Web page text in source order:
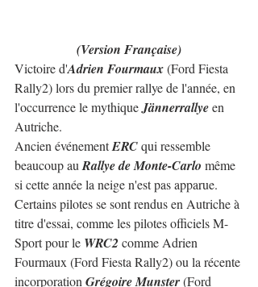
(Version Française)
Victoire d'Adrien Fourmaux (Ford Fiesta
Rally2) lors du premier rallye de l'année, en
l'occurrence le mythique Jännerrallye en
Autriche.
Ancien événement ERC qui ressemble
beaucoup au Rallye de Monte-Carlo même
si cette année la neige n'est pas apparue.
Certains pilotes se sont rendus en Autriche à
titre d'essai, comme les pilotes officiels M-
Sport pour le WRC2 comme Adrien
Fourmaux (Ford Fiesta Rally2) ou la récente
incorporation Grégoire Munster (Ford